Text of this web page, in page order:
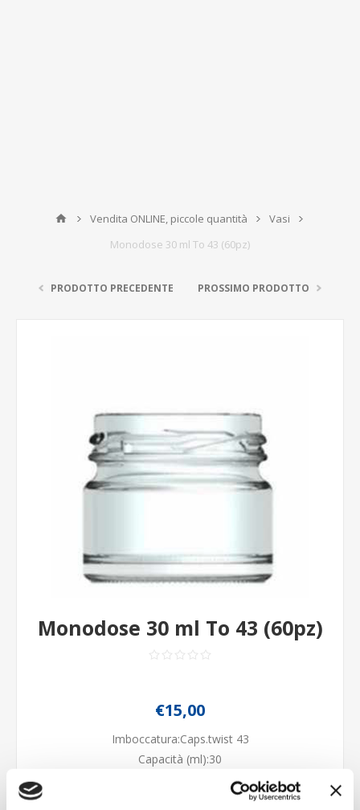
Vendita ONLINE, piccole quantità
Vasi
Monodose 30 ml To 43 (60pz)
PRODOTTO PRECEDENTE PROSSIMO PRODOTTO
Monodose 30 ml To 43 (60pz)
€15,00
Imboccatura:Caps.twist 43
Capacità (ml):30